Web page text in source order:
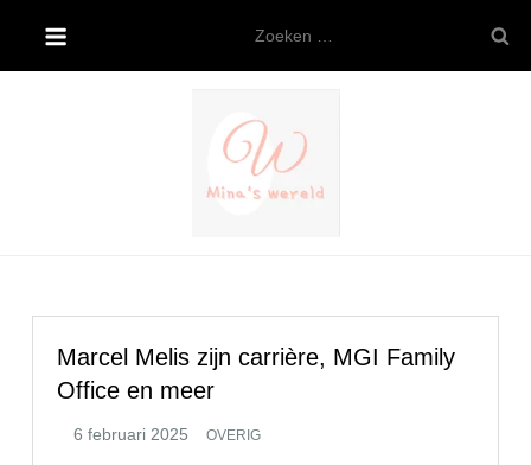
de
naar:
Marcel Melis zijn carrière, MGI Family
Office en meer
OVERIG